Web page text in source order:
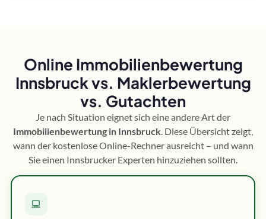
Online Immobilienbewertung
Innsbruck vs. Maklerbewertung
vs. Gutachten
Je nach Situation eignet sich eine andere Art der
Immobilienbewertung in Innsbruck . Diese Übersicht zeigt,
wann der kostenlose Online-Rechner ausreicht – und wann
Sie einen Innsbrucker Experten hinzuziehen sollten.